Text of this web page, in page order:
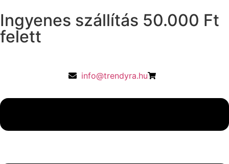
Ingyenes szállítás 50.000 Ft
felett
info@trendyra.hu